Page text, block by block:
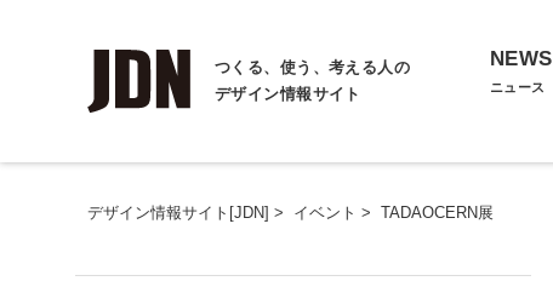
つくる、使う、考える人の
デザイン情報サイト
NEWS
ニュース
デザイン情報サイト[JDN] > イベント > TADAOCERN展